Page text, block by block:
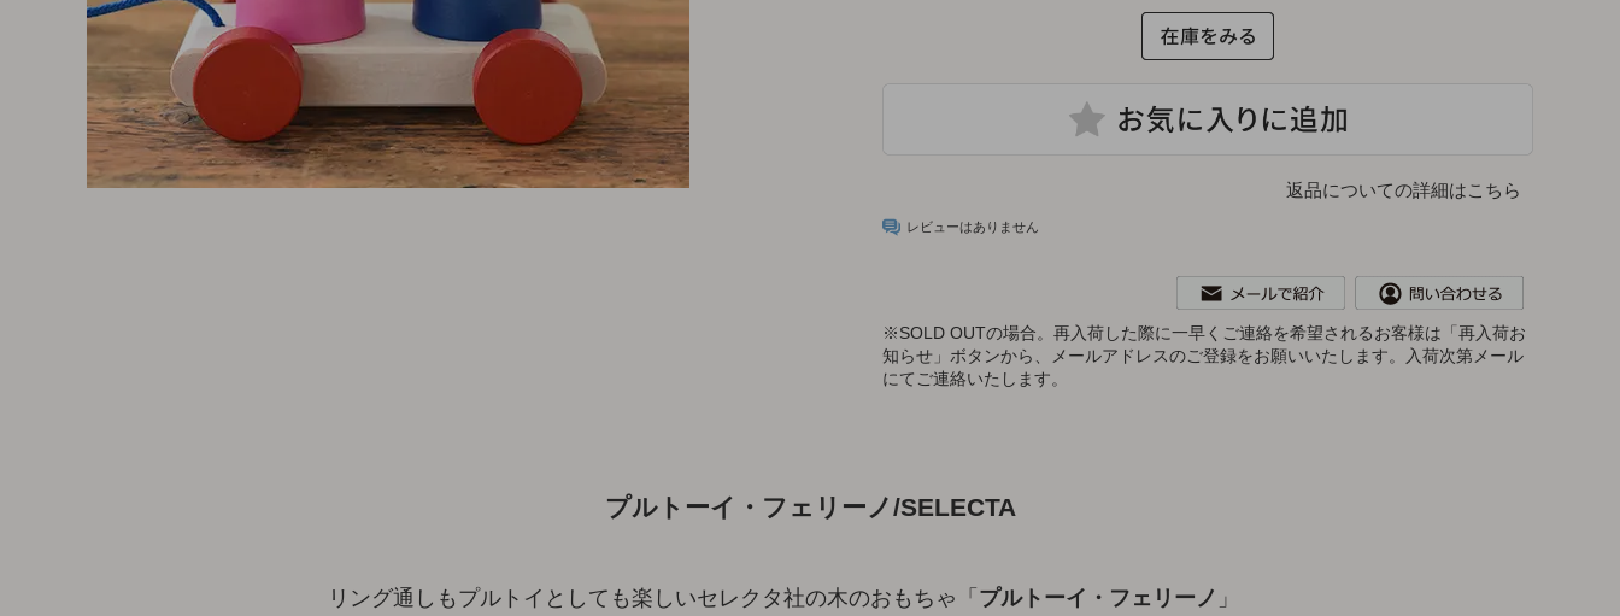
ブランド一覧
子供向けアイテム
返品についての詳細はこちら
レビューはありません
※SOLD OUTの場合。再入荷した際に一早くご連絡を希望されるお客様は「再入荷お
知らせ」ボタンから、メールアドレスのご登録をお願いいたします。入荷次第メール
にてご連絡いたします。
プルトーイ・フェリーノ/SELECTA
リング通しもプルトイとしても楽しいセレクタ社の木のおもちゃ「 プルトーイ・フェリーノ 」